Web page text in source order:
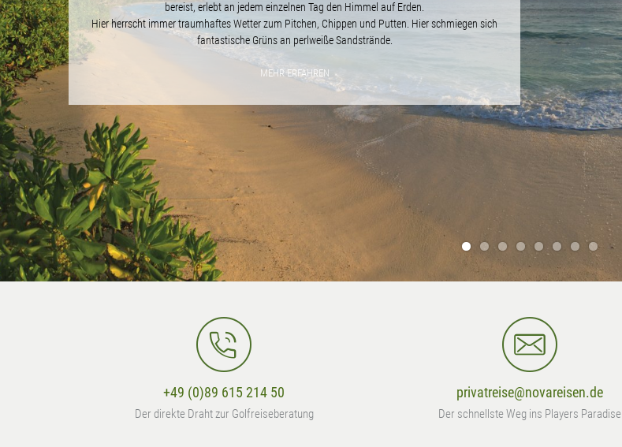
bereist, erlebt an jedem einzelnen Tag den Himmel auf Erden.
Hier herrscht immer traumhaftes Wetter zum Pitchen, Chippen und Putten. Hier schmiegen sich
fantastische Grüns an perlweiße Sandstrände.
MEHR ERFAHREN
+49 (0)89 615 214 50
Der direkte Draht zur Golfreiseberatung
privatreise@novareisen.de
Der schnellste Weg ins Players Paradise